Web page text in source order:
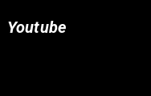
Youtube